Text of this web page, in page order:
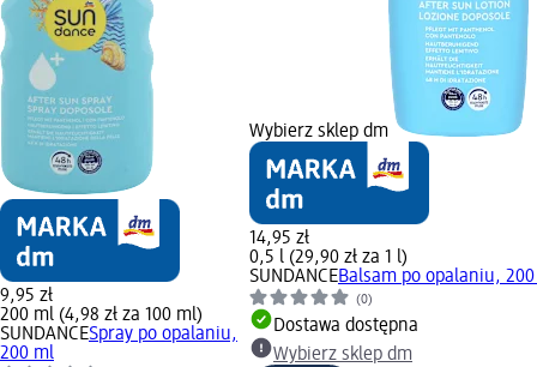
9,95 zł
200 ml (4,98 zł za 100 ml)
SUNDANCESpray po opalaniu,
200 ml
Wybierz sklep dm
14,95 zł
0,5 l (29,90 zł za 1 l)
SUNDANCEBalsam po opalaniu,
(0)
Dostawa dostępna
Wybierz sklep dm